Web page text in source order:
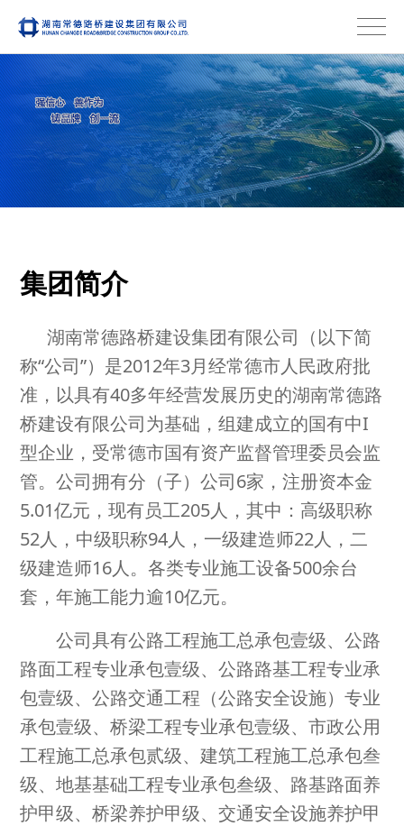
集团简介
湖南常德路桥建设集团有限公司（以下简
称“公司”）是2012年3月经常德市人民政府批
准，以具有40多年经营发展历史的湖南常德路
桥建设有限公司为基础，组建成立的国有中I
型企业，受常德市国有资产监督管理委员会监
管。公司拥有分（子）公司6家，注册资本金
5.01亿元，现有员工205人，其中：高级职称
52人，中级职称94人，一级建造师22人，二
级建造师16人。各类专业施工设备500余台
套，年施工能力逾10亿元。
公司具有公路工程施工总承包壹级、公路
路面工程专业承包壹级、公路路基工程专业承
包壹级、公路交通工程（公路安全设施）专业
承包壹级、桥梁工程专业承包壹级、市政公用
工程施工总承包贰级、建筑工程施工总承包叁
级、地基基础工程专业承包叁级、路基路面养
护甲级、桥梁养护甲级、交通安全设施养护甲